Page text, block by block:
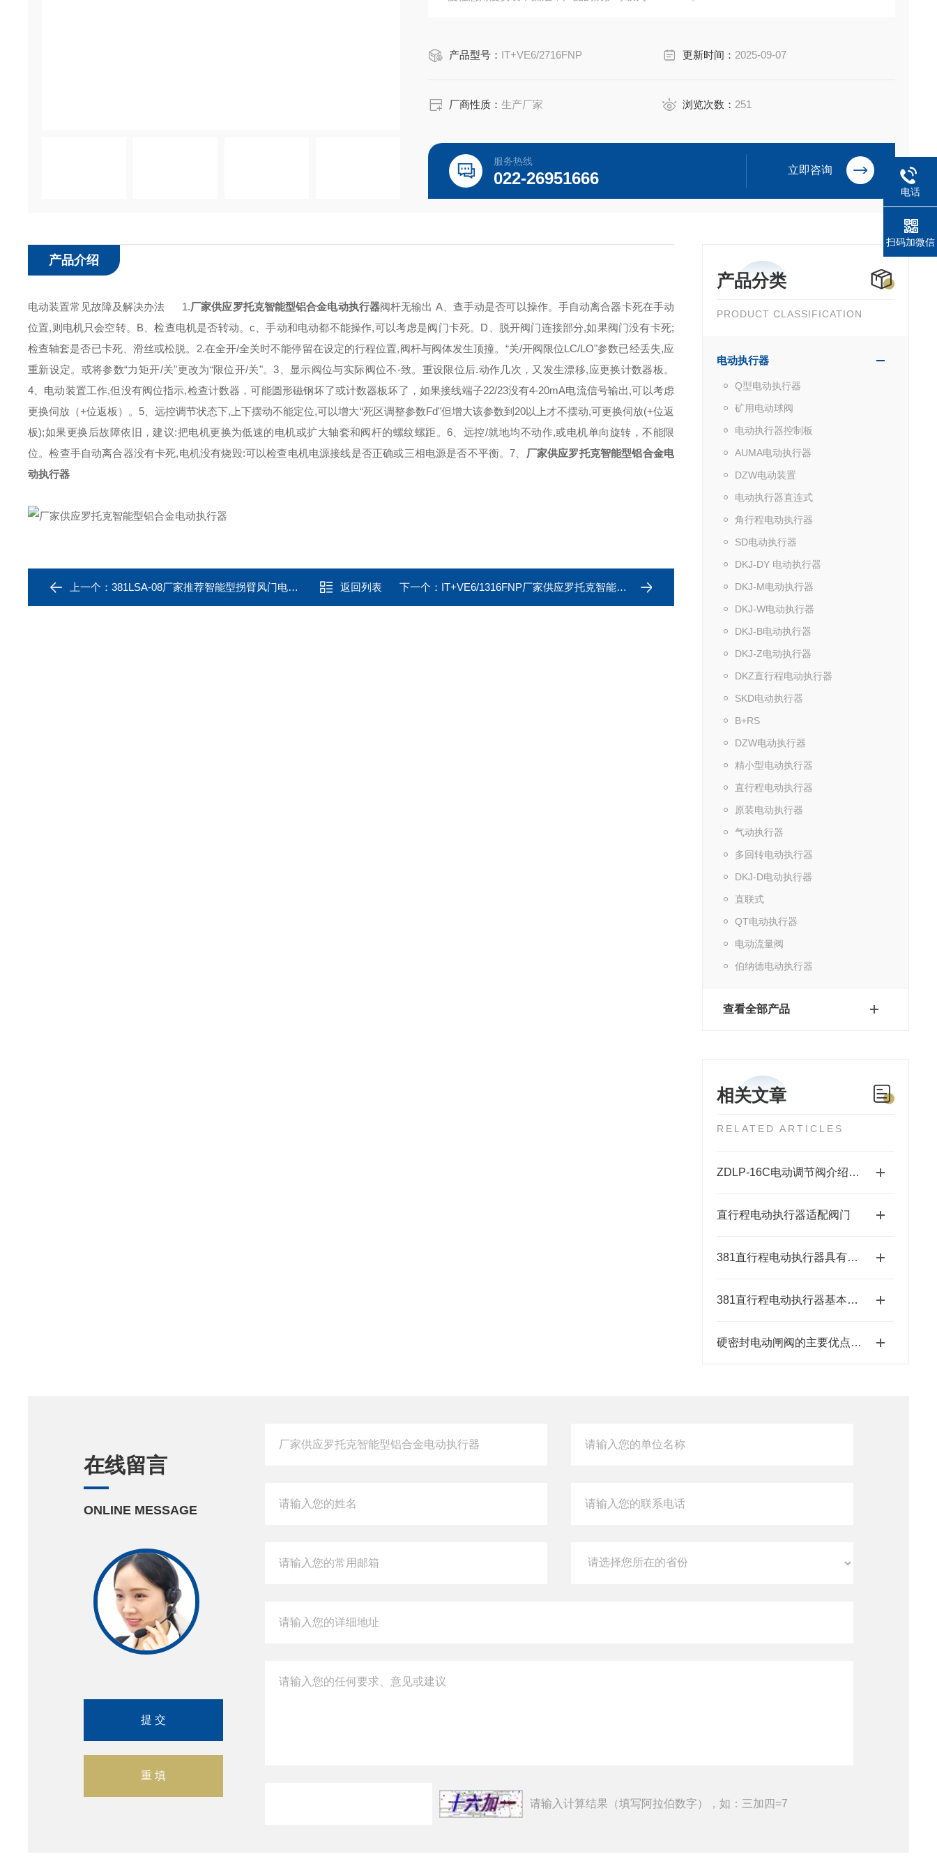
产品型号： IT+VE6/2716FNP 更新时间： 2025-09-07
厂商性质：生产厂家 浏览次数： 251
服务热线
022-26951666 立即咨询
产品分类
PRODUCT CLASSIFICATION
电动执行器
Q型电动执行器
矿用电动球阀
电动执行器控制板
AUMA电动执行器
DZW电动装置
电动执行器直连式
角行程电动执行器
SD电动执行器
DKJ-DY 电动执行器
DKJ-M电动执行器
DKJ-W电动执行器
DKJ-B电动执行器
DKJ-Z电动执行器
DKZ直行程电动执行器
SKD电动执行器
B+RS
DZW电动执行器
精小型电动执行器
直行程电动执行器
原装电动执行器
气动执行器
多回转电动执行器
DKJ-D电动执行器
直联式
QT电动执行器
电动流量阀
伯纳德电动执行器
查看全部产品
相关文章
RELATED ARTICLES
ZDLP-16C电动调节阀介绍及参数
直行程电动执行器适配阀门
381直行程电动执行器具有结构紧凑、响应速度快等特点
381直行程电动执行器基本特征有哪些呢？
硬密封电动闸阀的主要优点和使用工作环境要求
产品介绍
电动装置常见故障及解决办法 1.厂家供应罗托克智能型铝合金电动执行器阀杆无输出 A、查手动是否可以操作。手自动离合器卡死在手动
位置,则电机只会空转。B、检查电机是否转动。c、手动和电动都不能操作,可以考虑是阀门卡死。D、脱开阀门连接部分,如果阀门没有卡死;
检查轴套是否已卡死、滑丝或松脱。2.在全开/全关时不能停留在设定的行程位置,阀杆与阀体发生顶撞。“关/开阀限位LC/LO"参数已经丢失,应
重新设定。或将参数“力矩开/关"更改为“限位开/关"。3、显示阀位与实际阀位不-致。重设限位后.动作几次，又发生漂移,应更换计数器板。
4、电动装置工作,但没有阀位指示,检查计数器，可能圆形磁钢坏了或计数器板坏了，如果接线端子22/23没有4-20mA电流信号输出,可以考虑
更换伺放（+位返板）。5、远控调节状态下,上下摆动不能定位,可以增大“死区调整参数Fd"但增大该参数到20以上才不摆动,可更换伺放(+位返
板);如果更换后故障依旧，建议:把电机更换为低速的电机或扩大轴套和阀杆的螺纹螺距。6、远控/就地均不动作,或电机单向旋转，不能限
位。检查手自动离合器没有卡死,电机没有烧毁:可以检查电机电源接线是否正确或三相电源是否不平衡。7、 厂家供应罗托克智能型铝合金电
动执行器
上一个： 381LSA-08厂家推荐智能型拐臂风门电动执行器 返回列表 下一个： IT+VE6/1316FNP厂家供应罗托克智能型工业总线型电动执行器
在线留言
ONLINE MESSAGE
请输入计算结果（填写阿拉伯数字），如：三加四=7
电话
扫码加微信